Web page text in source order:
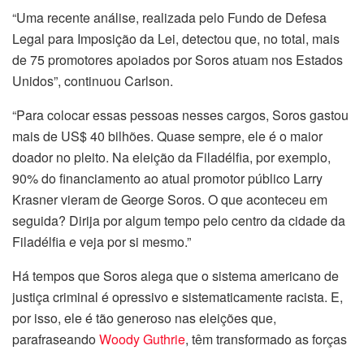
“Uma recente análise, realizada pelo Fundo de Defesa
Legal para Imposição da Lei, detectou que, no total, mais
de 75 promotores apoiados por Soros atuam nos Estados
Unidos”, continuou Carlson.
“Para colocar essas pessoas nesses cargos, Soros gastou
mais de US$ 40 bilhões. Quase sempre, ele é o maior
doador no pleito. Na eleição da Filadélfia, por exemplo,
90% do financiamento ao atual promotor público Larry
Krasner vieram de George Soros. O que aconteceu em
seguida? Dirija por algum tempo pelo centro da cidade da
Filadélfia e veja por si mesmo.”
Há tempos que Soros alega que o sistema americano de
justiça criminal é opressivo e sistematicamente racista. E,
por isso, ele é tão generoso nas eleições que,
parafraseandoWoody Guthrie, têm transformado as forças